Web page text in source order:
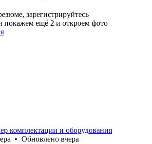
зарегистрируйтесь
покажем ещё 2 и откроем фото
комплектации и оборудования
• Обновлено вчера